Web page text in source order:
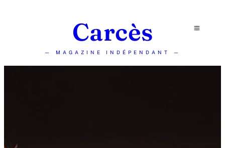
Carcès
— MAGAZINE INDÉPENDANT —